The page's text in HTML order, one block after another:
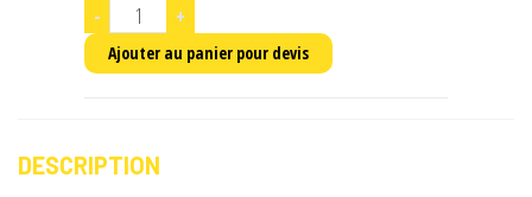
- +
Ajouter au panier pour devis
DESCRIPTION